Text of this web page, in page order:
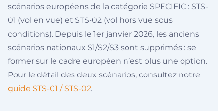
scénarios européens de la catégorie SPECIFIC : STS-
01 (vol en vue) et STS-02 (vol hors vue sous
conditions). Depuis le 1er janvier 2026, les anciens
scénarios nationaux S1/S2/S3 sont supprimés : se
former sur le cadre européen n’est plus une option.
Pour le détail des deux scénarios, consultez notre
guide STS-01 / STS-02.